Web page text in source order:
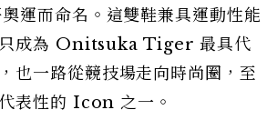
運而命名。這雙鞋兼具運動性能
只成為 Onitsuka Tiger 最具代
也一路從競技場走向時尚圈，至
表性的 Icon 之一。